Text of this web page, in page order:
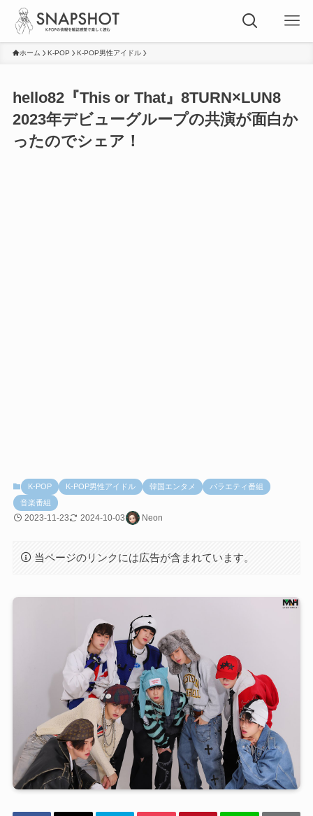
ホーム K-POP K-POP男性アイドル
hello82『This or That』8TURN×LUN8
2023年デビューグループの共演が面白か
ったのでシェア！
K-POP K-POP男性アイドル 韓国エンタメ
バラエティ番組
音楽番組
2023-11-23 2024-10-03 Neon
当ページのリンクには広告が含まれています。